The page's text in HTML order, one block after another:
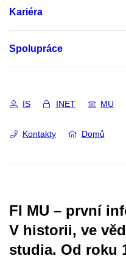
Kariéra
Spolupráce
IS INET MU
Kontakty Domů
FI MU – první
V historii, ve
studia. Od roku